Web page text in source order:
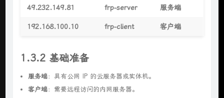
49.232.149.81 frp-server 服务端
192.168.100.10 frp-client 客户端
1.3.2 基础准备
服务端：具有公网 IP 的云服务器或实体机。
客户端：需要远程访问的内网服务器。